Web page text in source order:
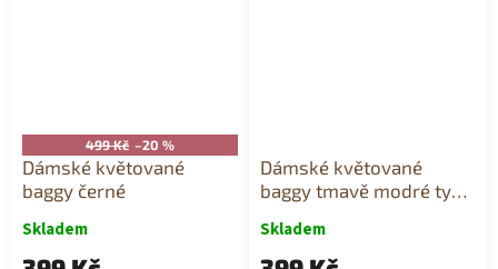
499 Kč –20 %
Dámské květované
baggy černé
Skladem
Dámské květované
baggy tmavě modré typ
Skladem